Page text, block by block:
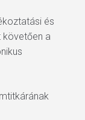
és
követően a